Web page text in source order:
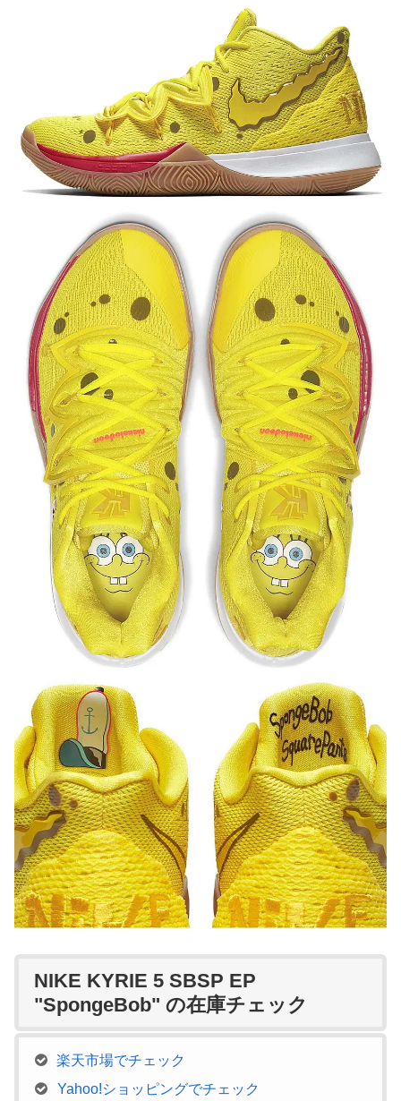
NIKE KYRIE 5 SBSP EP
"SpongeBob" の在庫チェック
楽天市場でチェック
Yahoo!ショッピングでチェック